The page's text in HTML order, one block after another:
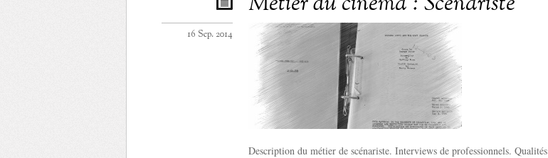
16 Sep. 2014
Description du métier de scénariste. Interviews de professionnels. Qualités